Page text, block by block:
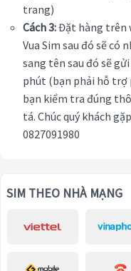
trang)
Cách 3:Đặt hàng trên
Vua Sim sau đó sẽ
sang tên sau đó sẽ
phút (bạn phải hỗ trợ
bạn kiểm tra đúng
tá. Chúc quý khách
0827091980
SIM THEO NHÀ MẠNG